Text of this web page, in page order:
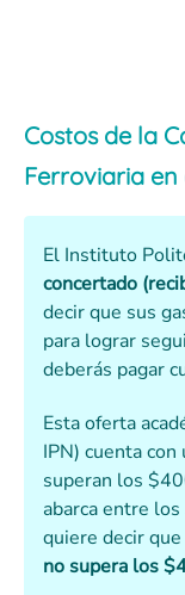
Costos de la
Ferroviaria en
El Instituto
concertado
decir que sus
para lograr
deberás pagar
Esta oferta
IPN) cuenta
superan los
abarca entre
quiere decir que
no supera los